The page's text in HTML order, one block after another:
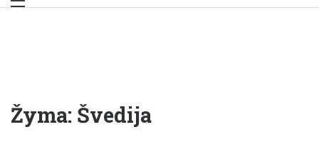
Žyma: Švedija